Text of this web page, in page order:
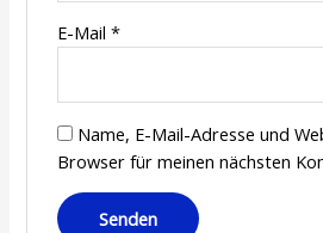
E-Mail *
Name, E-Mail-Adresse und
Browser für meinen nächsten